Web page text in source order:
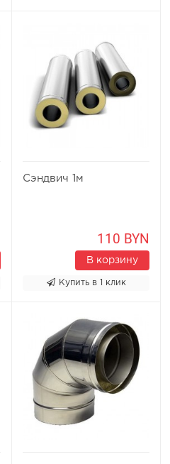
Сэндвич 1м
110 BYN
В корзину
Купить в 1 клик